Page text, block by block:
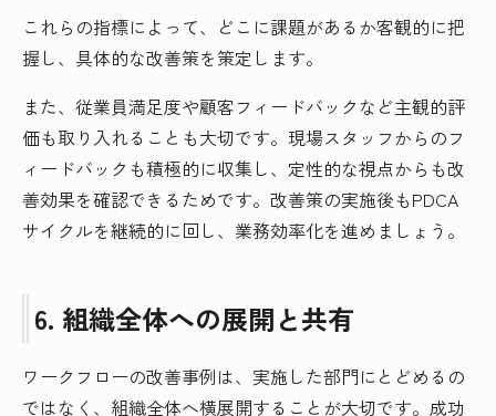
これらの指標によって、どこに課題があるか客観的に把
握し、具体的な改善策を策定します。
また、従業員満足度や顧客フィードバックなど主観的評
価も取り入れることも大切です。現場スタッフからのフ
ィードバックも積極的に収集し、定性的な視点からも改
善効果を確認できるためです。改善策の実施後もPDCA
サイクルを継続的に回し、業務効率化を進めましょう。
6. 組織全体への展開と共有
ワークフローの改善事例は、実施した部門にとどめるの
ではなく、組織全体へ横展開することが大切です。成功